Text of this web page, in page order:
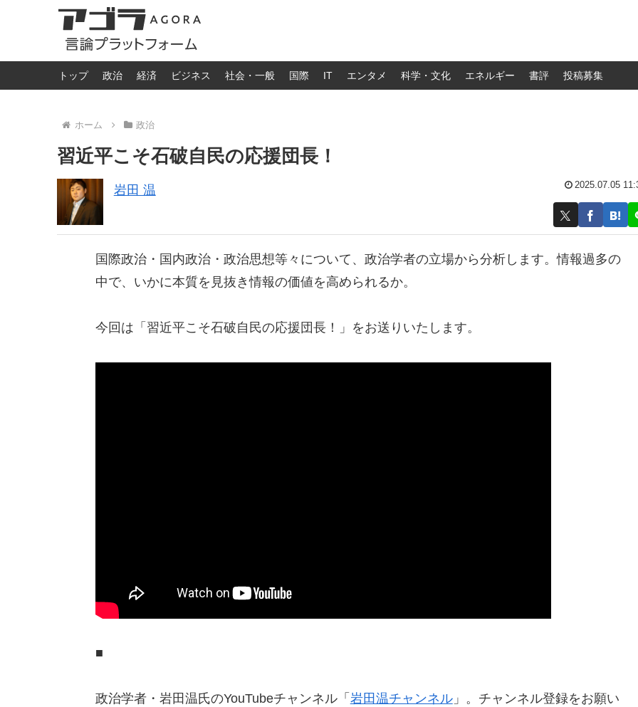
トップ 政治 経済 ビジネス 社会・一般 国際 IT エンタメ 科学・文化 エネルギー 書評 投稿募集
ホーム 政治
習近平こそ石破自民の応援団長！
岩田 温 2025.07.05
国際政治・国内政治・政治思想等々について、政治学者の立場から分析します。情報過多の
中で、いかに本質を見抜き情報の価値を高められるか。
今回は「習近平こそ石破自民の応援団長！」をお送りいたします。
■
政治学者・岩田温氏のYouTubeチャンネル「 岩田温チャンネル」。チャンネル登録をお願い